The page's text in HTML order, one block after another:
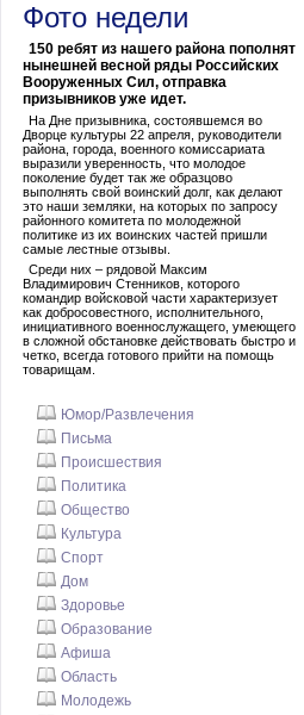
Фото недели
150 ребят из нашего района пополнят
нынешней весной ряды Российских
Вооруженных Сил, отправка
призывников уже идет.
На Дне призывника, состоявшемся во
Дворце культуры 22 апреля, руководители
района, города, военного комиссариата
выразили уверенность, что молодое
поколение будет так же образцово
выполнять свой воинский долг, как делают
это наши земляки, на которых по запросу
районного комитета по молодежной
политике из их воинских частей пришли
самые лестные отзывы.
Среди них – рядовой Максим
Владимирович Стенников, которого
командир войсковой части характеризует
как добросовестного, исполнительного,
инициативного военнослужащего, умеющего
в сложной обстановке действовать быстро и
четко, всегда готового прийти на помощь
товарищам.
Юмор/Развлечения
Письма
Происшествия
Политика
Общество
Культура
Спорт
Дом
Здоровье
Образование
Афиша
Область
Молодежь